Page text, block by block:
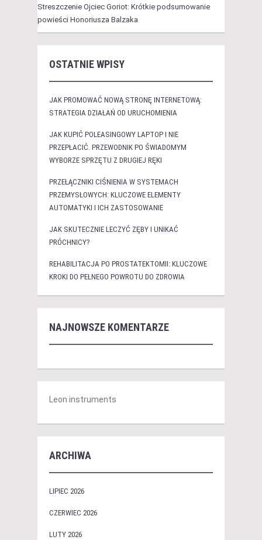
Streszczenie Ojciec Goriot: Krótkie podsumowanie
powieści Honoriusza Balzaka
OSTATNIE WPISY
JAK PROMOWAĆ NOWĄ STRONĘ INTERNETOWĄ:
STRATEGIA DZIAŁAŃ OD URUCHOMIENIA
JAK KUPIĆ POLEASINGOWY LAPTOP I NIE
PRZEPŁACIĆ. PRZEWODNIK PO ŚWIADOMYM
WYBORZE SPRZĘTU Z DRUGIEJ RĘKI
PRZEŁĄCZNIKI CIŚNIENIA W SYSTEMACH
PRZEMYSŁOWYCH: KLUCZOWE ELEMENTY
AUTOMATYKI I ICH ZASTOSOWANIE
JAK SKUTECZNIE LECZYĆ ZĘBY I UNIKAĆ
PRÓCHNICY?
REHABILITACJA PO PROSTATEKTOMII: KLUCZOWE
KROKI DO PEŁNEGO POWROTU DO ZDROWIA
NAJNOWSZE KOMENTARZE
Leon instruments
ARCHIWA
LIPIEC 2026
CZERWIEC 2026
LUTY 2026